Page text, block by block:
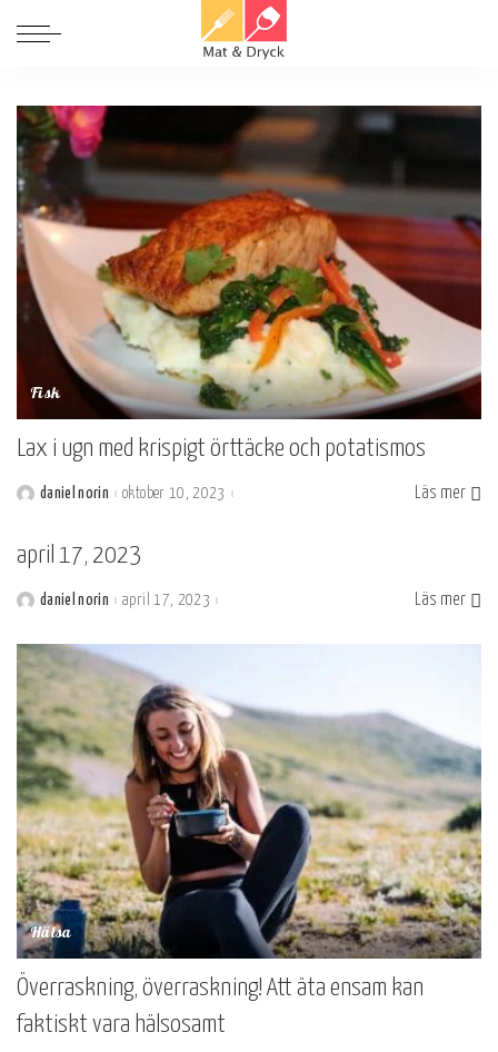
Fisk
Lax i ugn med krispigt örttäcke och potatismos
Postatdaniel norin oktober 10, 2023 Läs mer
april 17, 2023
Postatdaniel norin april 17, 2023 Läs mer
Hälsa
Överraskning, överraskning! Att äta ensam kan
faktiskt vara hälsosamt